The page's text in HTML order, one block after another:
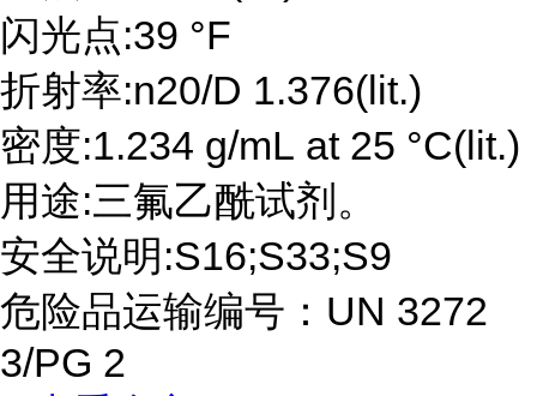
闪光点:39 °F
折射率:n20/D 1.376(lit.)
密度:1.234 g/mL at 25 °C(lit.)
用途:三氟乙酰试剂。
安全说明:S16;S33;S9
危险品运输编号：UN 3272
3/PG 2